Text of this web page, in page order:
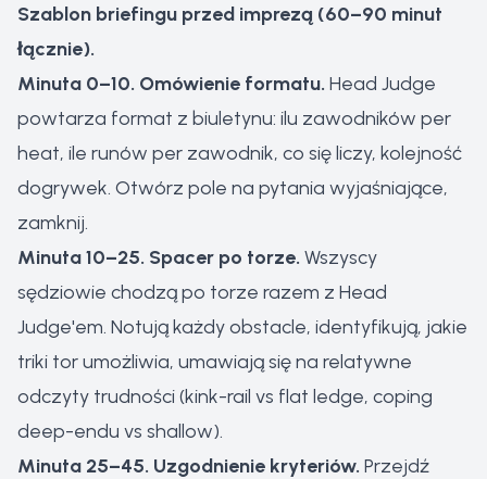
Szablon briefingu przed imprezą (60–90 minut
łącznie).
Minuta 0–10. Omówienie formatu. Head Judge
powtarza format z biuletynu: ilu zawodników per
heat, ile runów per zawodnik, co się liczy, kolejność
dogrywek. Otwórz pole na pytania wyjaśniające,
zamknij.
Minuta 10–25. Spacer po torze. Wszyscy
sędziowie chodzą po torze razem z Head
Judge'em. Notują każdy obstacle, identyfikują, jakie
triki tor umożliwia, umawiają się na relatywne
odczyty trudności (kink-rail vs flat ledge, coping
deep-endu vs shallow).
Minuta 25–45. Uzgodnienie kryteriów. Przejdź